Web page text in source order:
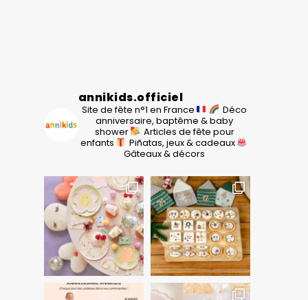
annikids.officiel
Site de fête n°1 en France
Déco
anniversaire, baptême & baby
shower
Articles de fête pour
enfants
Piñatas, jeux & cadeaux
Gâteaux & décors